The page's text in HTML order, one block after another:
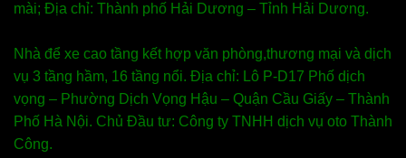
mài; Địa chỉ: Thành phố Hải Dương – Tỉnh Hải Dương.
Nhà để xe cao tầng kết hợp văn phòng,thương mại và dịch
vụ 3 tầng hầm, 16 tầng nổi. Địa chỉ: Lô P-D17 Phố dịch
vọng – Phường Dịch Vọng Hậu – Quận Cầu Giấy – Thành
Phố Hà Nội. Chủ Đầu tư: Công ty TNHH dịch vụ oto Thành
Công.